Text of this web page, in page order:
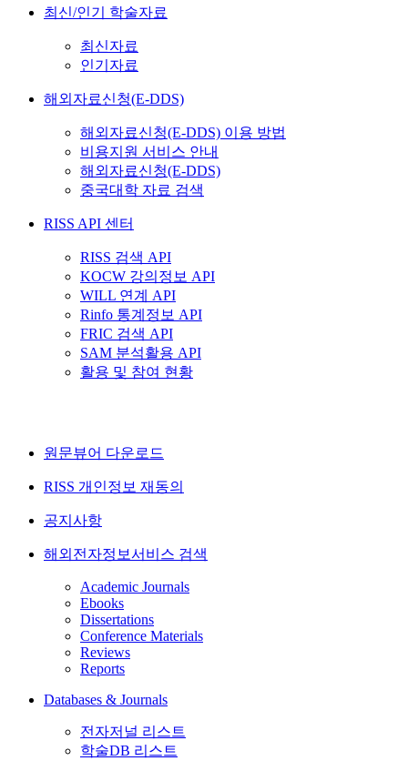
최신/인기 학술자료
최신자료
인기자료
해외자료신청(E-DDS)
해외자료신청(E-DDS) 이용 방법
비용지원 서비스 안내
해외자료신청(E-DDS)
중국대학 자료 검색
RISS API 센터
RISS 검색 API
KOCW 강의정보 API
WILL 연계 API
Rinfo 통계정보 API
FRIC 검색 API
SAM 분석활용 API
활용 및 참여 현황
원문뷰어 다운로드
RISS 개인정보 재동의
공지사항
해외전자정보서비스 검색
Academic Journals
Ebooks
Dissertations
Conference Materials
Reviews
Reports
Databases & Journals
전자저널 리스트
학술DB 리스트